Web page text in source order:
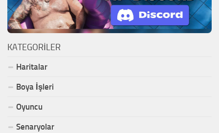
KATEGORILER
Haritalar
Boya İşleri
Oyuncu
Senaryolar